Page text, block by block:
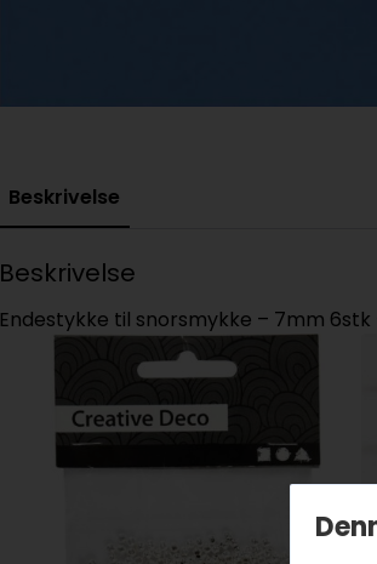
Beskrivelse
Beskrivelse
Endestykke til snorsmykke – 7mm